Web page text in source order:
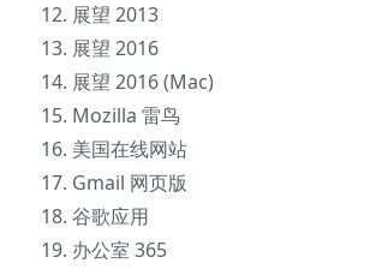
展望 2013
展望 2016
展望 2016 (Mac)
Mozilla 雷鸟
美国在线网站
Gmail 网页版
谷歌应用
办公室 365